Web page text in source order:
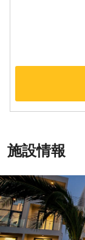
施設情報